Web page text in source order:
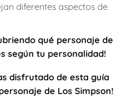
diferentes aspectos de
qué personaje de
según tu personalidad!
disfrutado de esta guía
de Los Simpson!